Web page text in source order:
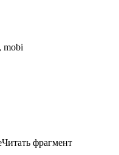
mobi
Читать фрагмент